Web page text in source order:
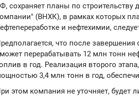
сохраняет планы по строительству
(ВНХК), в рамках которых
и нефтехимии,
что после
перерабатывать 12 млн тонн
в год. Реализация второго
3,4 млн тонн в год,
этом компания не уточняет, будет